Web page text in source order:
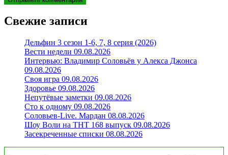
Свежие записи
Дельфин 3 сезон 1-6, 7, 8 серия (2026)
Вести недели 09.08.2026
Интервью: Владимир Соловьёв у Алекса Джонса
09.08.2026
Своя игра 09.08.2026
Здоровье 09.08.2026
Непутёвые заметки 09.08.2026
Сто к одному 09.08.2026
Соловьев-Live. Мардан 08.08.2026
Шоу Воли на ТНТ 168 выпуск 09.08.2026
Засекреченные списки 08.08.2026